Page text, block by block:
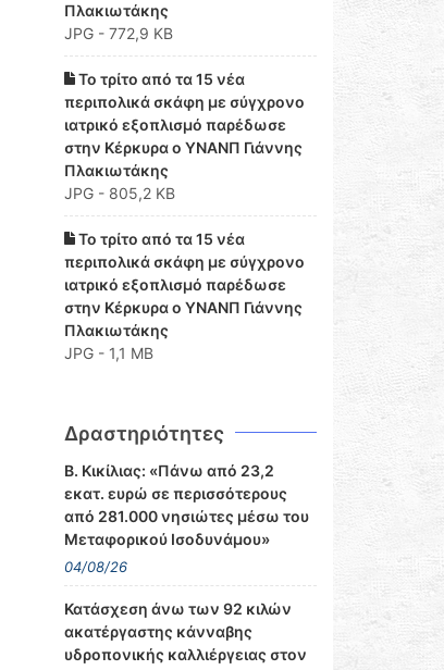
Πλακιωτάκης
JPG - 772,9 KB
Το τρίτο από τα 15 νέα
περιπολικά σκάφη με σύγχρονο
ιατρικό εξοπλισμό παρέδωσε
στην Κέρκυρα ο ΥΝΑΝΠ Γιάννης
Πλακιωτάκης
JPG - 805,2 KB
Το τρίτο από τα 15 νέα
περιπολικά σκάφη με σύγχρονο
ιατρικό εξοπλισμό παρέδωσε
στην Κέρκυρα ο ΥΝΑΝΠ Γιάννης
Πλακιωτάκης
JPG - 1,1 MB
Δραστηριότητες
Β. Κικίλιας: «Πάνω από 23,2
εκατ. ευρώ σε περισσότερους
από 281.000 νησιώτες μέσω του
Μεταφορικού Ισοδυνάμου»
04/08/26
Κατάσχεση άνω των 92 κιλών
ακατέργαστης κάνναβης
υδροπονικής καλλιέργειας στον